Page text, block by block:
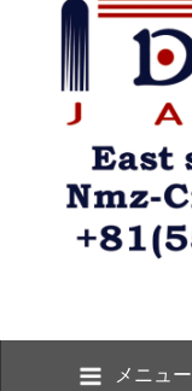
メニュー